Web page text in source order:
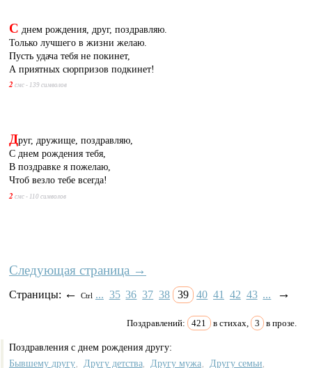
С днем рождения, друг, поздравляю.
Только лучшего в жизни желаю.
Пусть удача тебя не покинет,
А приятных сюрпризов подкинет!
2 смс - 139 символов
Друг, дружище, поздравляю,
С днем рождения тебя,
В поздравке я пожелаю,
Чтоб везло тебе всегда!
2 смс - 110 символов
Следующая страница →
Страницы: ← Ctrl ... 35 36 37 38 39 40 41 42 43 ... →
Поздравлений: 421 в стихах, 3 в прозе.
Поздравления с днем рождения другу:
Бывшему другу
Другу детства Другу мужа Другу семьи